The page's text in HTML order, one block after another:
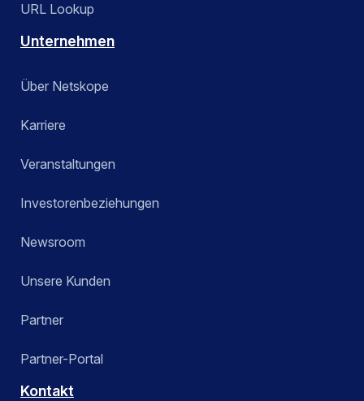
URL Lookup
Unternehmen
Über Netskope
Karriere
Veranstaltungen
Investorenbeziehungen
Newsroom
Unsere Kunden
Partner
Partner-Portal
Kontakt